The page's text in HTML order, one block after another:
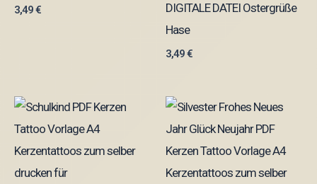
3,49€
DIGITALE DATEI Ostergrüße
Hase
3,49€